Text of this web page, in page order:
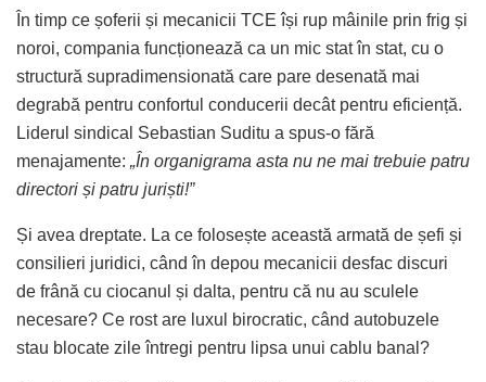
În timp ce șoferii și mecanicii TCE își rup mâinile prin frig și
noroi, compania funcționează ca un mic stat în stat, cu o
structură supradimensionată care pare desenată mai
degrabă pentru confortul conducerii decât pentru eficiență.
Liderul sindical Sebastian Suditu a spus-o fără
menajamente: „În organigrama asta nu ne mai trebuie patru
directori și patru juriști!”
Și avea dreptate. La ce folosește această armată de șefi și
consilieri juridici, când în depou mecanicii desfac discuri
de frână cu ciocanul și dalta, pentru că nu au sculele
necesare? Ce rost are luxul birocratic, când autobuzele
stau blocate zile întregi pentru lipsa unui cablu banal?